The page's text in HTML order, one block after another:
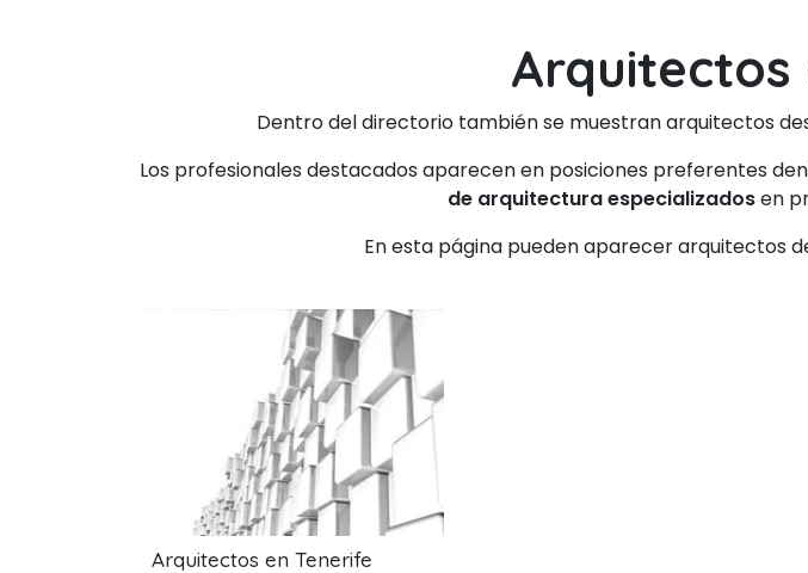
Dentro del directorio también se muestran arquitectos
Los profesionales destacados aparecen en posiciones preferentes
de arquitectura especializadosen
En esta página pueden aparecer arquitectos
Arquitectos en Tenerife